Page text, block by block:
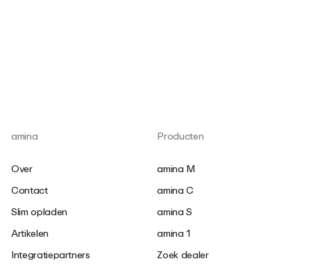
amina
Over
Contact
Slim opladen
Artikelen
Integratiepartners
Producten
amina M
amina C
amina S
amina 1
Zoek dealer